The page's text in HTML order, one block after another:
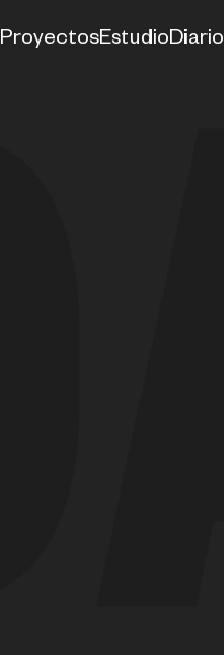
ProyectosEstudioDiario